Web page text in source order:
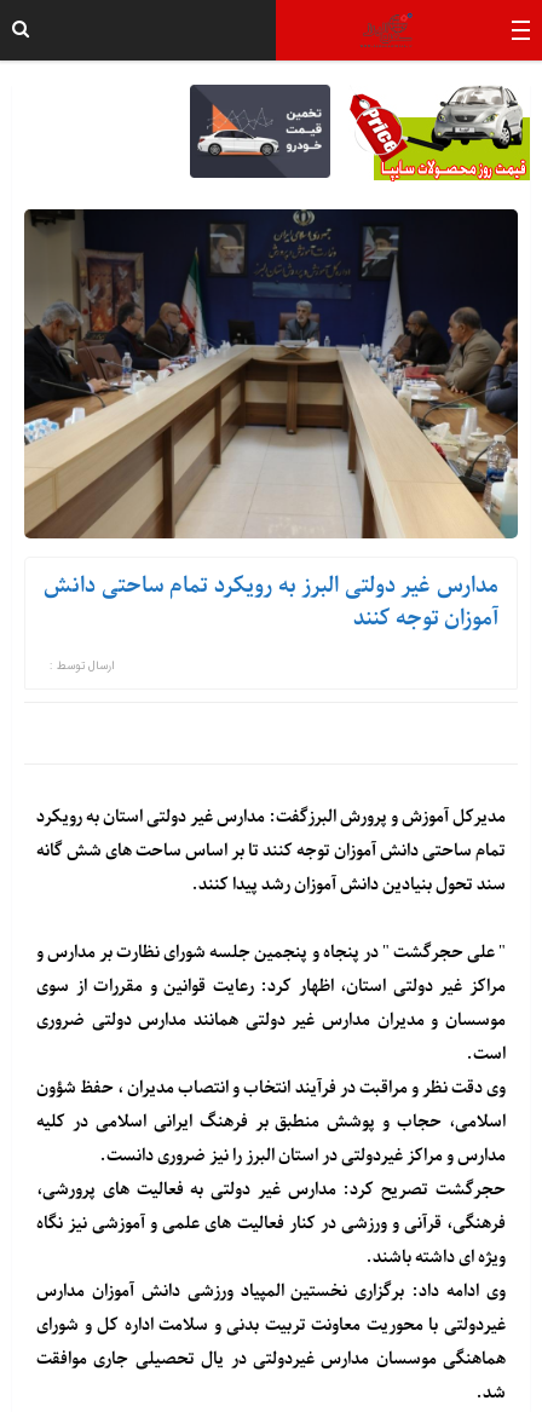
مدارس غیر دولتی البرز به رویکرد تمام ساحتی دانش
آموزان توجه کنند
ارسال توسط :
مدیرکل آموزش و پرورش البرزگفت: مدارس غیر دولتی استان به رویکرد
تمام ساحتی دانش آموزان توجه کنند تا بر اساس ساحت های شش گانه
سند تحول بنیادین دانش آموزان رشد پیدا کنند.
" علی حجرگشت " در پنجاه و پنجمین جلسه شورای نظارت بر مدارس و
مراکز غیر دولتی استان، اظهار کرد: رعایت قوانین و مقررات از سوی
موسسان و مدیران مدارس غیر دولتی همانند مدارس دولتی ضروری
است.
وی دقت نظر و مراقبت در فرآیند انتخاب و انتصاب مدیران ، حفظ شؤون
اسلامی، حجاب و پوشش منطبق بر فرهنگ ایرانی اسلامی در کلیه
مدارس و مراکز غیردولتی در استان البرز را نیز ضروری دانست.
حجرگشت تصریح کرد: مدارس غیر دولتی به فعالیت های پرورشی،
فرهنگی، قرآنی و ورزشی در کنار فعالیت های علمی و آموزشی نیز نگاه
ویژه ای داشته باشند.
وی ادامه داد: برگزاری نخستین المپیاد ورزشی دانش آموزان مدارس
غیردولتی با محوریت معاونت تربیت بدنی و سلامت اداره کل و شورای
هماهنگی موسسان مدارس غیردولتی در یال تحصیلی جاری موافقت
شد.